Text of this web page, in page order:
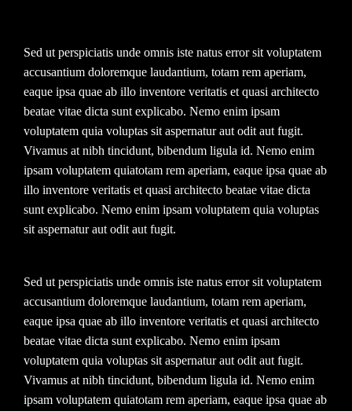
Sed ut perspiciatis unde omnis iste natus error sit voluptatem
accusantium doloremque laudantium, totam rem aperiam,
eaque ipsa quae ab illo inventore veritatis et quasi architecto
beatae vitae dicta sunt explicabo. Nemo enim ipsam
voluptatem quia voluptas sit aspernatur aut odit aut fugit.
Vivamus at nibh tincidunt, bibendum ligula id. Nemo enim
ipsam voluptatem quiatotam rem aperiam, eaque ipsa quae ab
illo inventore veritatis et quasi architecto beatae vitae dicta
sunt explicabo. Nemo enim ipsam voluptatem quia voluptas
sit aspernatur aut odit aut fugit.
Sed ut perspiciatis unde omnis iste natus error sit voluptatem
accusantium doloremque laudantium, totam rem aperiam,
eaque ipsa quae ab illo inventore veritatis et quasi architecto
beatae vitae dicta sunt explicabo. Nemo enim ipsam
voluptatem quia voluptas sit aspernatur aut odit aut fugit.
Vivamus at nibh tincidunt, bibendum ligula id. Nemo enim
ipsam voluptatem quiatotam rem aperiam, eaque ipsa quae ab